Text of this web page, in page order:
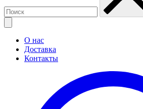
О нас
Доставка
Контакты